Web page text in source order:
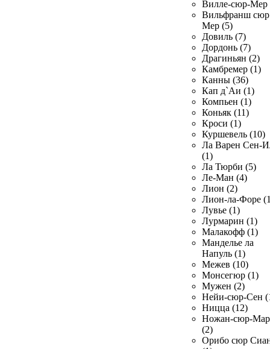
Вилле-сюр-Мер
Вильфранш сюр
Мер (5)
Довиль (7)
Дордонь (7)
Драгиньян (2)
Камбремер (1)
Канны (36)
Кап д`Аи (1)
Компьен (1)
Коньяк (11)
Кроси (1)
Куршевель (10)
Ла Варен Сен-
(1)
Ла Тюрби (5)
Ле-Ман (4)
Лион (2)
Лион-ла-Форе
Лувье (1)
Лурмарин (1)
Малакофф (1)
Манделье ла
Напуль (1)
Межев (10)
Монсегюр (1)
Мужен (2)
Нейи-сюр-Сен
Ницца (12)
Ножан-сюр-
(2)
Орибо сюр